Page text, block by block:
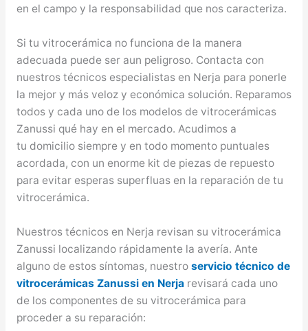
en el campo y la responsabilidad que nos caracteriza.
Si tu vitrocerámica no funciona de la manera
adecuada puede ser aun peligroso. Contacta con
nuestros técnicos especialistas en Nerja para ponerle
la mejor y más veloz y económica solución. Reparamos
todos y cada uno de los modelos de vitrocerámicas
Zanussi qué hay en el mercado. Acudimos a
tu domicilio siempre y en todo momento puntuales
acordada, con un enorme kit de piezas de repuesto
para evitar esperas superfluas en la reparación de tu
vitrocerámica.
Nuestros técnicos en Nerja revisan su vitrocerámica
Zanussi localizando rápidamente la avería. Ante
alguno de estos síntomas, nuestro servicio técnico de
vitrocerámicas Zanussi en Nerjarevisará cada uno
de los componentes de su vitrocerámica para
proceder a su reparación: